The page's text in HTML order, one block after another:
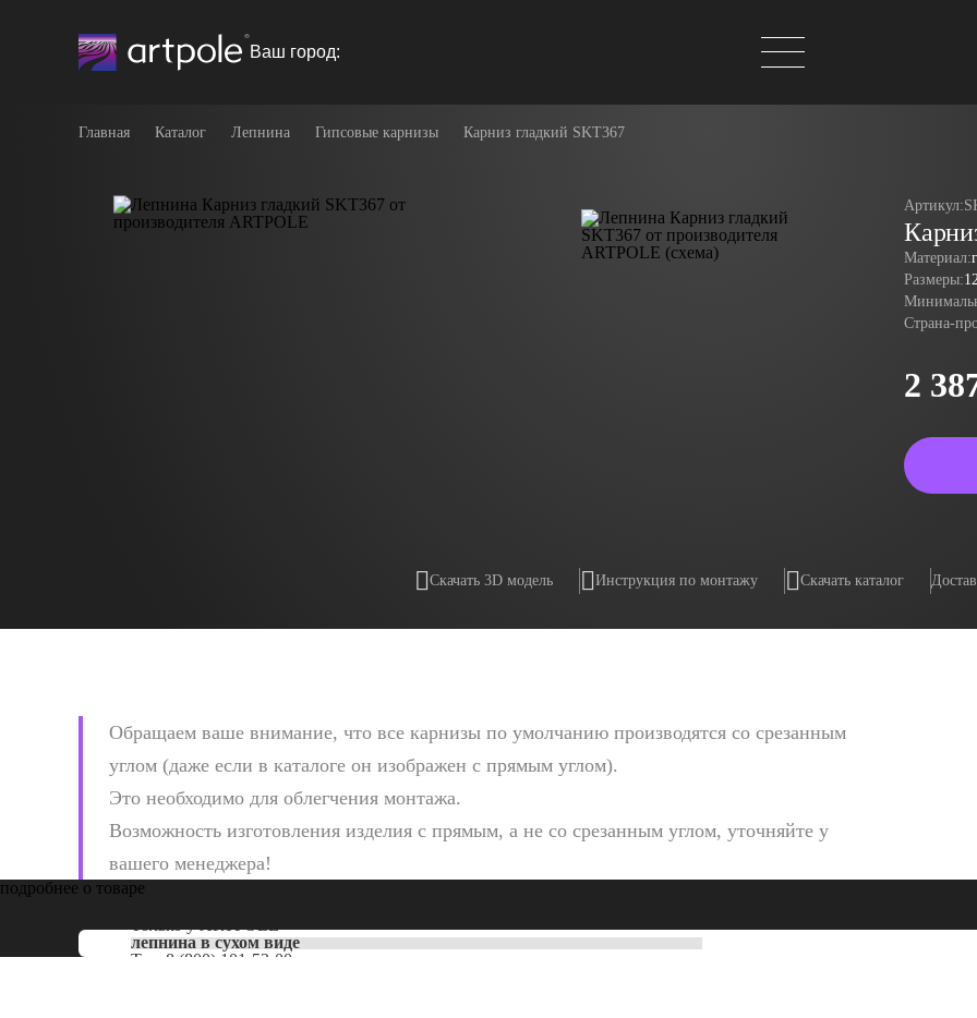
Ваш город:
Главная Каталог Лепнина Гипсовые карнизы Карниз гладкий SKT367
Артикул:
Материал:
Размеры:
Страна-
2
Скачать 3D модель Инструкция по монтажу Скачать каталог
Обращаем ваше внимание, что все карнизы по умолчанию производятся со срезанным
углом (даже если в каталоге он изображен с прямым углом).
Это необходимо для облегчения монтажа.
Возможность изготовления изделия с прямым, а не со срезанным углом, уточняйте у
вашего менеджера!
подробнее о товаре
Только уARTPOLE
лепнина в сухом виде
Тел: 8 (800) 101-53-00